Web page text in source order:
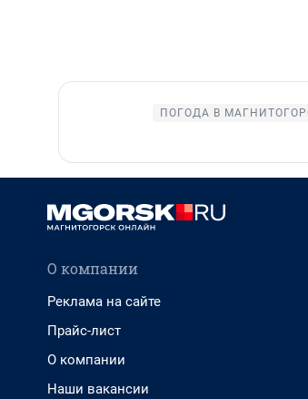
ПОГОДА В
О компании
Реклама на сайте
Прайс-лист
О компании
Наши вакансии